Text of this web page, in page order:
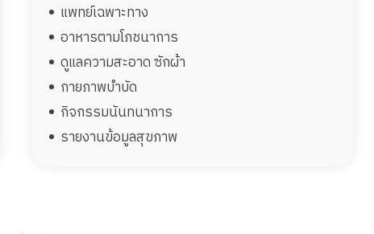
แพทย์เฉพาะทาง
อาหารตามโภชนาการ
ดูแลความสะอาด ซักผ้า
กายภาพบำบัด
กิจกรรมนันทนาการ
รายงานข้อมูลสุขภาพ